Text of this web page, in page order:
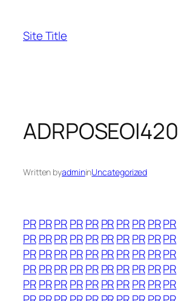
content
Site Title
ADRPOSEOI420
Written byadmininUncategorized
PRPRPRPRPR PRPRPRPRPR
PRPRPRPRPR PRPRPRPRPR
PRPRPRPRPR PRPRPRPRPR
PRPRPRPRPR PRPRPRPRPR
PRPRPRPRPR PRPRPRPRPR